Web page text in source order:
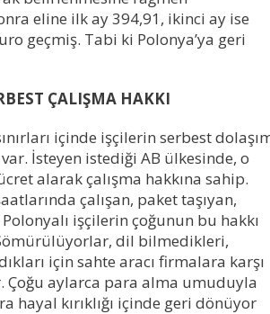
eline ilk ay 394,91, ikinci ay ise
geçmiş. Tabi ki Polonya’ya geri
ÇALIŞMA HAKKI
içinde işçilerin serbest
var. İsteyen istediği AB ülkesinde, o
alarak çalışma hakkına sahip.
çalışan, paket taşıyan,
işçilerin çoğunun bu hakkı
dil bilmedikleri,
için sahte aracı firmalara karşı
Çoğu aylarca para alma umuduyla
hayal kırıklığı içinde geri dönüyor